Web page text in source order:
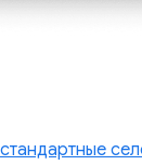
стандартные